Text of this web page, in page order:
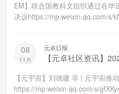
EM】联合国教科文组织通过在华
决议https://mp.weixin.qq.com/s/
08
11月
元卓日报
【元卓社区资讯】
【元宇宙】刘德建 等 | 元宇宙推
https://mp.weixin.qq.com/s/